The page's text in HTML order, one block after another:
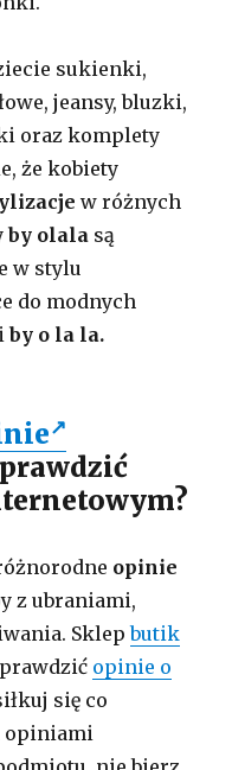
sukienki,
jeansy, bluzki,
oraz komplety
że kobiety
w różnych
by olala są
w stylu
do modnych
by o la la.
opinie
z ubraniami,
Sklepbutik
opinie o
się co
opiniami